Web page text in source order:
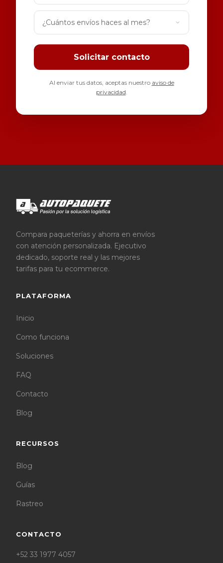
Solicitar contacto
Al enviar tus datos, aceptas nuestro aviso de
privacidad.
Compara paqueterías y ahorra en envíos
con atención personalizada. Ejecutivo
dedicado, soporte real y las mejores
tarifas para tu ecommerce.
PLATAFORMA
Inicio
Como funciona
Soluciones
FAQ
Contacto
Blog
RECURSOS
Blog
Guías
Rastreo
CONTACTO
+52 33 1977 4057